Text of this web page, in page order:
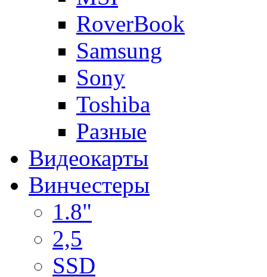
RoverBook
Samsung
Sony
Toshiba
Разные
Видеокарты
Винчестеры
1.8"
2,5
SSD